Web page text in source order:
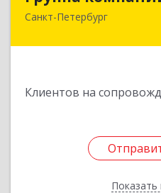
Санкт-Петербург
Клиентов на
Показать
191119,